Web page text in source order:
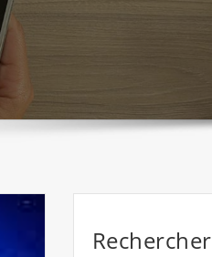
Rechercher